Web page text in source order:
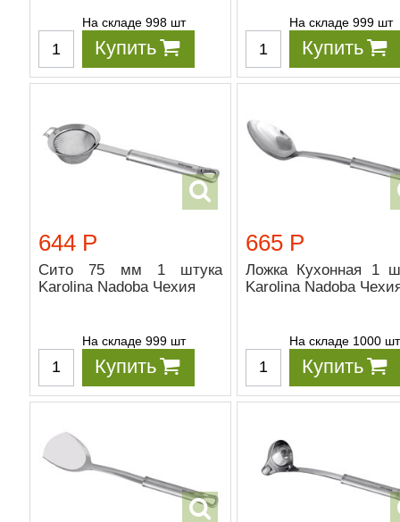
На складе 998 шт
Купить
На складе 999 шт
Купить
644 Р
Сито 75 мм 1 штука
Karolina Nadoba Чехия
На складе 999 шт
Купить
665 Р
Ложка Кухонная 1
Karolina Nadoba
На складе 1000 шт
Купить